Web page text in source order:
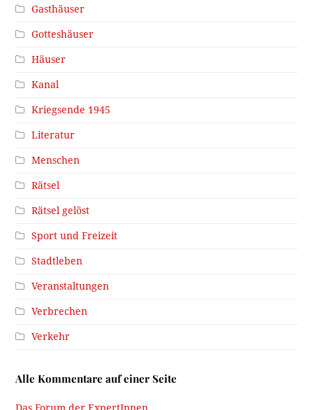
Gasthäuser
Gotteshäuser
Häuser
Kanal
Kriegsende 1945
Literatur
Menschen
Rätsel
Rätsel gelöst
Sport und Freizeit
Stadtleben
Veranstaltungen
Verbrechen
Verkehr
Alle Kommentare auf einer Seite
Das Forum der ExpertInnen